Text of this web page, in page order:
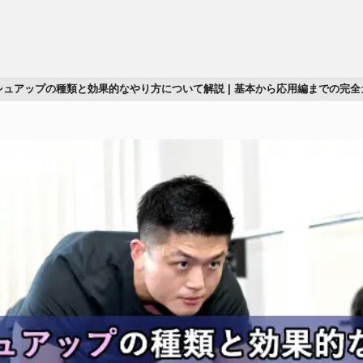
ュアップの種類と効果的なやり方について解説 | 基本から応用編までの完全